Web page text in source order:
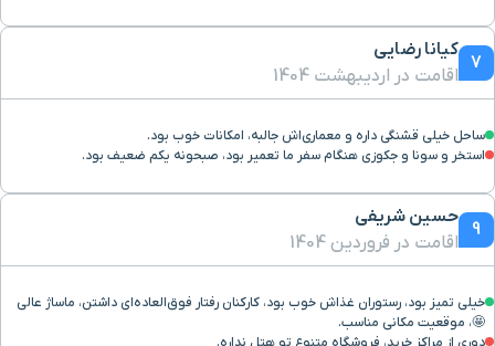
7
کیانا رضایی
اقامت در اردیبهشت 1404
ساحل خیلی قشنگی داره و معماری‌اش جالبه، امکانات خوب بود.
استخر و سونا و جکوزی هنگام سفر ما تعمیر بود، صبحونه یکم ضعیف بود.
9
حسین شریفی
اقامت در فروردین 1404
خیلی تميز بود، رستوران غذاش خوب بود، کارکنان رفتار فوق‌العاده‌ای داشتن، ماساژ عالی
🤩، موقعیت مکانی مناسب.